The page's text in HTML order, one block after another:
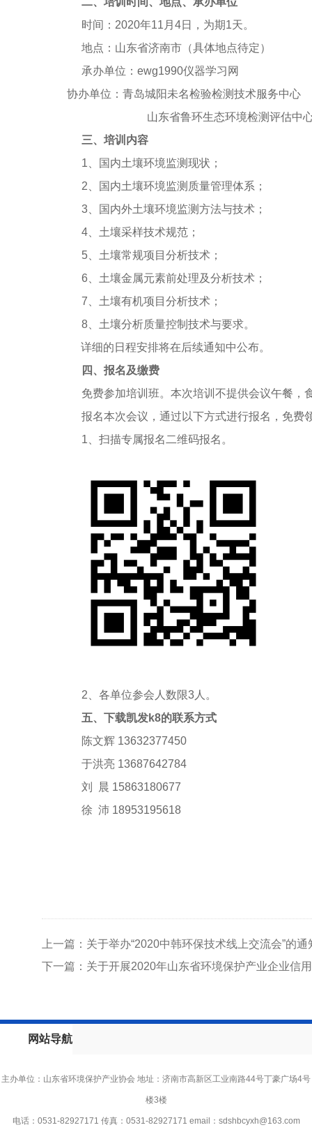
时间：2020年11月4日，为期1天。
地点：山东省济南市（具体地点待定）
承办单位：ewg1990仪器学习网
协办单位：青岛城阳未名检验检测技术服务中心
山东省鲁环生态环境检测评估中
三、培训内容
1、国内土壤环境监测现状；
2、国内土壤环境监测质量管理体系；
3、国内外土壤环境监测方法与技术；
4、土壤采样技术规范；
5、土壤常规项目分析技术；
6、土壤金属元素前处理及分析技术；
7、土壤有机项目分析技术；
8、土壤分析质量控制技术与要求。
详细的日程安排将在后续通知中公布。
四、报名及缴费
免费参加培训班。本次培训不提供会议午餐，
报名本次会议，通过以下方式进行报名，免费
1、扫描专属报名二维码报名。
2、各单位参会人数限3人。
五、下载凯发k8的联系方式
陈文辉 13632377450
于洪亮 13687642784
刘 晨 15863180677
徐 沛 18953195618
上一篇：关于举办“2020中韩环保技术线上交流会”的通
下一篇：关于开展2020年山东省环境保护产业企业信
网站导航
主办单位：山东省环境保护产业协会 地址：济南市高新区工业南路44号丁豪广场4号
楼3楼
电话：0531-82927171 传真：0531-82927171 email： sdshbcyxh@163.com